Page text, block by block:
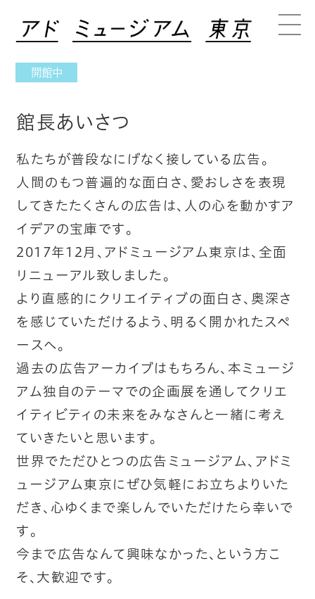
開館中
館長あいさつ
私たちが普段なにげなく接している広告。
人間のもつ普遍的な面白さ、愛おしさを表現
してきたたくさんの広告は、人の心を動かすア
イデアの宝庫です。
2017年12月、アドミュージアム東京は、全面
リニューアル致しました。
より直感的にクリエイティブの面白さ、奥深さ
を感じていただけるよう、明るく開かれたスペ
ースへ。
過去の広告アーカイブはもちろん、本ミュージ
アム独自のテーマでの企画展を通してクリエ
イティビティの未来をみなさんと一緒に考え
ていきたいと思います。
世界でただひとつの広告ミュージアム、アドミ
ュージアム東京にぜひ気軽にお立ちよりいた
だき、心ゆくまで楽しんでいただけたら幸いで
す。
今まで広告なんて興味なかった、という方こ
そ、大歓迎です。